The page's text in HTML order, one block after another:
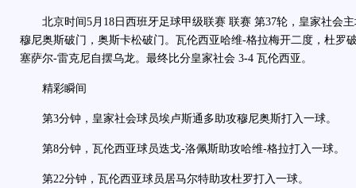
北京时间5月18日西班牙足球甲级联赛 联赛 第37轮，皇家社会主
穆尼奥斯破门，奥斯卡松破门。瓦伦西亚哈维-格拉梅开二度，杜罗
塞萨尔-雷克尼自摆乌龙。最终比分皇家社会 3-4 瓦伦西亚。
精彩瞬间
第3分钟，皇家社会球员埃卢斯通多助攻穆尼奥斯打入一球。
第8分钟，瓦伦西亚球员迭戈-洛佩斯助攻哈维-格拉打入一球。
第22分钟，瓦伦西亚球员居马尔特助攻杜罗打入一球。